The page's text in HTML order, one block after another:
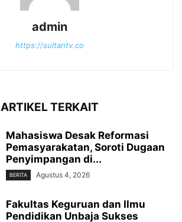
admin
https://sultantv.co
ARTIKEL TERKAIT
Mahasiswa Desak Reformasi
Pemasyarakatan, Soroti Dugaan
Penyimpangan di...
BERITA Agustus 4, 2026
Fakultas Keguruan dan Ilmu
Pendidikan Unbaja Sukses